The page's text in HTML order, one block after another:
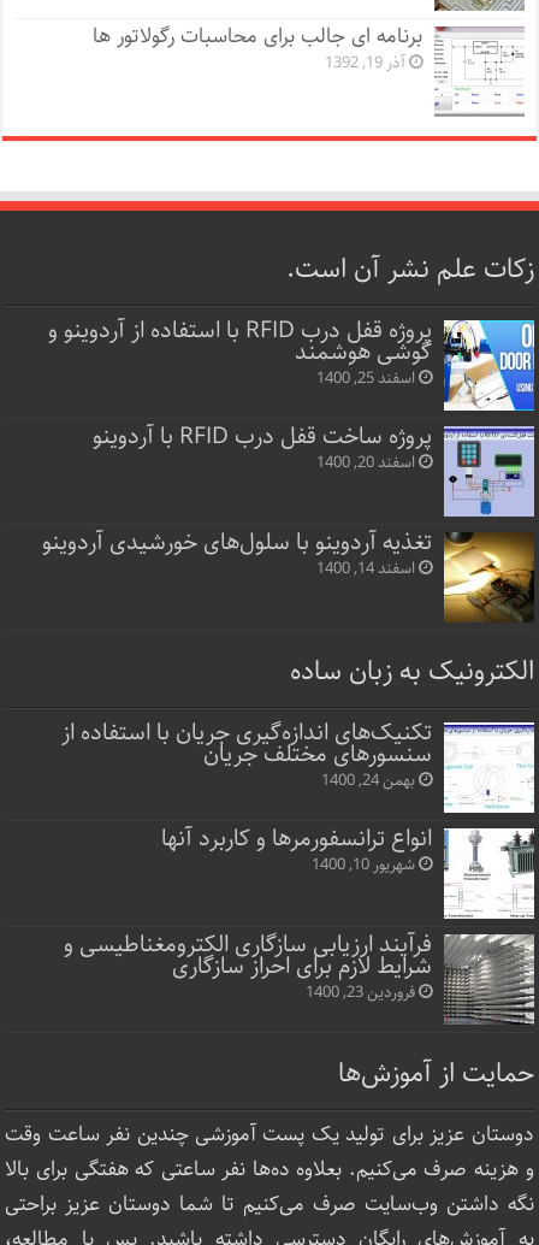
برنامه ای جالب برای محاسبات رگولاتور ها
آذر 19, 1392
زکات علم نشر آن است.
پروژه قفل‌ درب RFID با استفاده از آردوینو و
گوشی هوشمند
اسفند 25, 1400
پروژه ساخت قفل‌ درب RFID با آردوینو
اسفند 20, 1400
تغذیه آردوینو با سلول‌های خورشیدی آردوینو
اسفند 14, 1400
الکترونیک به زبان ساده
تکنیک‌های اندازه‌گیری جریان با استفاده از
سنسورهای مختلف جریان
بهمن 24, 1400
انواع ترانسفورمرها و کاربرد آنها
شهریور 10, 1400
فرآیند ارزیابی سازگاری الکترومغناطیسی و
شرایط لازم برای احراز سازگاری
فروردین 23, 1400
حمایت از آموزش‌ها
دوستان عزیز برای تولید یک پست آموزشی چندین نفر ساعت‌ وقت
و هزینه صرف می‌کنیم. بعلاوه ده‌ها نفر ساعتی که هفتگی برای بالا
نگه داشتن وب‌سایت صرف ‌می‌کنیم تا شما دوستان عزیز براحتی